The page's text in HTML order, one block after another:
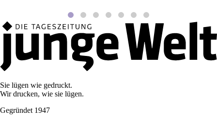
Sie lügen wie gedruckt.
Wir drucken, wie sie lügen.
Gegründet 1947